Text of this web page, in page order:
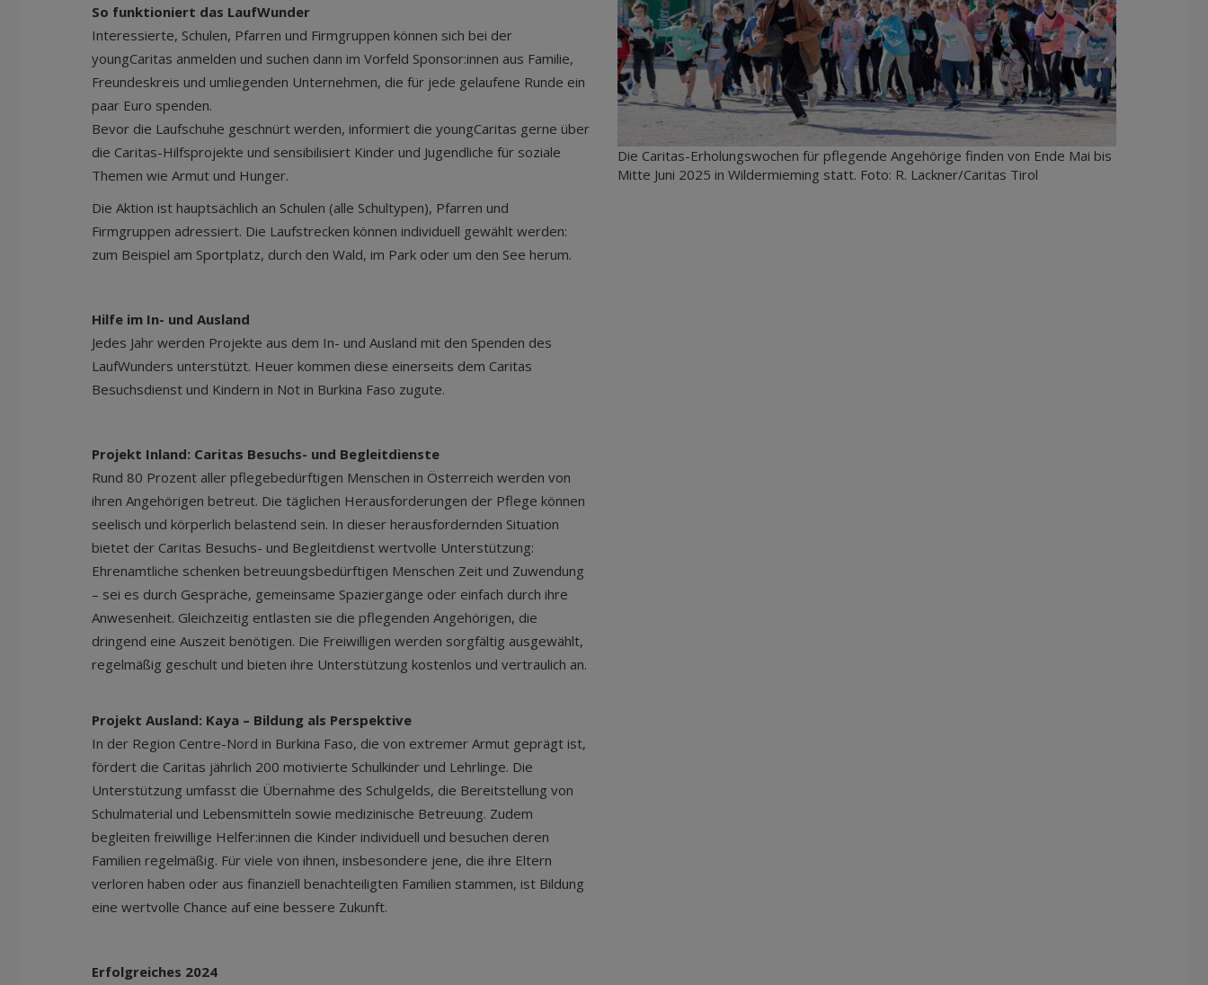
So funktioniert das LaufWunder
Interessierte, Schulen, Pfarren und Firmgruppen können sich bei der
youngCaritas anmelden und suchen dann im Vorfeld Sponsor:innen aus Familie,
Freundeskreis und umliegenden Unternehmen, die für jede gelaufene Runde ein
paar Euro spenden.
Bevor die Laufschuhe geschnürt werden, informiert die youngCaritas gerne über
die Caritas-Hilfsprojekte und sensibilisiert Kinder und Jugendliche für soziale
Themen wie Armut und Hunger.
Die Aktion ist hauptsächlich an Schulen (alle Schultypen), Pfarren und
Firmgruppen adressiert. Die Laufstrecken können individuell gewählt werden:
zum Beispiel am Sportplatz, durch den Wald, im Park oder um den See herum.
Hilfe im In- und Ausland
Jedes Jahr werden Projekte aus dem In- und Ausland mit den Spenden des
LaufWunders unterstützt. Heuer kommen diese einerseits dem Caritas
Besuchsdienst und Kindern in Not in Burkina Faso zugute.
Projekt Inland: Caritas Besuchs- und Begleitdienste
Rund 80 Prozent aller pflegebedürftigen Menschen in Österreich werden von
ihren Angehörigen betreut. Die täglichen Herausforderungen der Pflege können
seelisch und körperlich belastend sein. In dieser herausfordernden Situation
bietet der Caritas Besuchs- und Begleitdienst wertvolle Unterstützung:
Ehrenamtliche schenken betreuungsbedürftigen Menschen Zeit und Zuwendung
– sei es durch Gespräche, gemeinsame Spaziergänge oder einfach durch ihre
Anwesenheit. Gleichzeitig entlasten sie die pflegenden Angehörigen, die
dringend eine Auszeit benötigen. Die Freiwilligen werden sorgfältig ausgewählt,
regelmäßig geschult und bieten ihre Unterstützung kostenlos und vertraulich an.
Projekt Ausland: Kaya – Bildung als Perspektive
In der Region Centre-Nord in Burkina Faso, die von extremer Armut geprägt ist,
fördert die Caritas jährlich 200 motivierte Schulkinder und Lehrlinge. Die
Unterstützung umfasst die Übernahme des Schulgelds, die Bereitstellung von
Schulmaterial und Lebensmitteln sowie medizinische Betreuung. Zudem
begleiten freiwillige Helfer:innen die Kinder individuell und besuchen deren
Familien regelmäßig. Für viele von ihnen, insbesondere jene, die ihre Eltern
verloren haben oder aus finanziell benachteiligten Familien stammen, ist Bildung
eine wertvolle Chance auf eine bessere Zukunft.
Erfolgreiches 2024
Die Caritas-Erholungswochen für pflegende Angehörige finden von Ende Mai bis
Mitte Juni 2025 in Wildermieming statt. Foto: R. Lackner/Caritas Tirol